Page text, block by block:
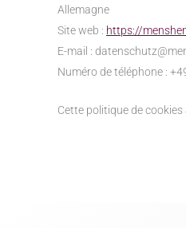
Allemagne
Site web : https://
E-mail : datenschutz@
Numéro de téléphone :
Cette politique de